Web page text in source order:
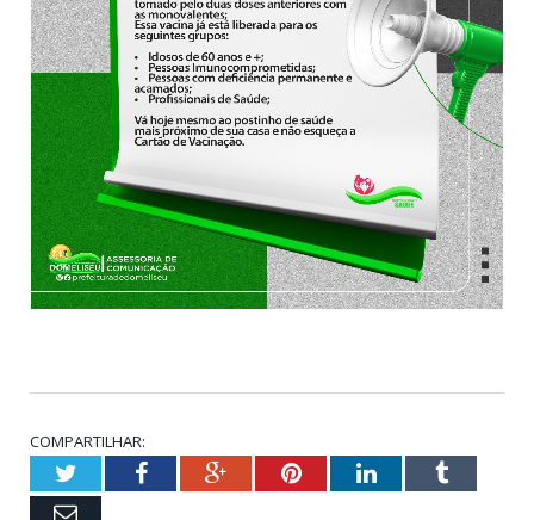
COMPARTILHAR:
TwitterFacebookGoogle+PinterestLinkedInTumblr
Email